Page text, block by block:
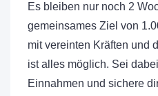
Es bleiben nur noch 2
gemeinsames Ziel von
mit vereinten Kräften und
ist alles möglich. Sei
Einnahmen und sichere